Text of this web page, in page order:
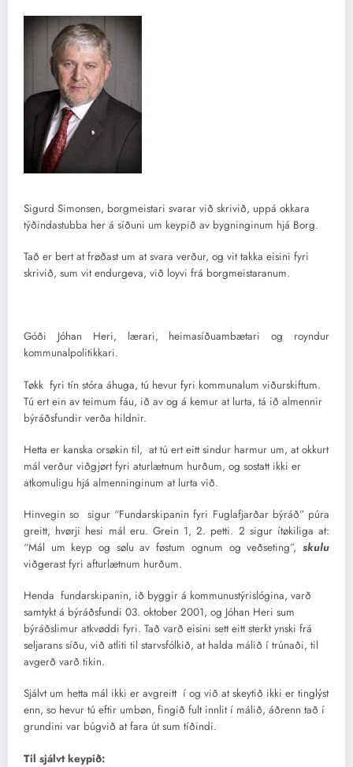
Sigurd Simonsen, borgmeistari svarar við skrivið, uppá okkara
týðindastubba her á síðuni um keypið av bygninginum hjá Borg.
Tað er bert at frøðast um at svara verður, og vit takka eisini fyri
skrivið, sum vit endurgeva, við loyvi frá borgmeistaranum.
Góði Jóhan Heri, lærari, heimasíðuambætari og royndur
kommunalpolitikkari.
Tøkk fyri tín stóra áhuga, tú hevur fyri kommunalum viðurskiftum.
Tú ert ein av teimum fáu, ið av og á kemur at lurta, tá ið almennir
býráðsfundir verða hildnir.
Hetta er kanska orsøkin til, at tú ert eitt sindur harmur um, at okkurt
mál verður viðgjørt fyri aturlætnum hurðum, og sostatt ikki er
atkomuligu hjá almenninginum at lurta við.
Hinvegin so sigur “Fundarskipanin fyri Fuglafjarðar býráð” púra
greitt, hvørji hesi mál eru. Grein 1, 2. petti. 2 sigur ítøkiliga at:
“Mál um keyp og sølu av føstum ognum og veðseting”, skulu
viðgerast fyri afturlætnum hurðum.
Henda fundarskipanin, ið byggir á kommunustýrislógina, varð
samtykt á býráðsfundi 03. oktober 2001, og Jóhan Heri sum
býráðslimur atkvøddi fyri. Tað varð eisini sett eitt sterkt ynski frá
seljarans síðu, við atliti til starvsfólkið, at halda málið í trúnaði, til
avgerð varð tikin.
Sjálvt um hetta mál ikki er avgreitt í og við at skeytið ikki er tinglýst
enn, so hevur tú eftir umbøn, fingið fult innlit í málið, áðrenn tað í
grundini var búgvið at fara út sum tíðindi.
Til sjálvt keypið: